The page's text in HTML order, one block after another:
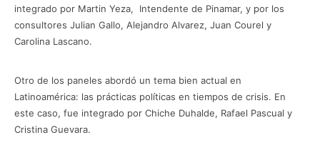
integrado por Martin Yeza, Intendente de Pinamar, y por los
consultores Julian Gallo, Alejandro Alvarez, Juan Courel y
Carolina Lascano.
Otro de los paneles abordó un tema bien actual en
Latinoamérica: las prácticas políticas en tiempos de crisis. En
este caso, fue integrado por Chiche Duhalde, Rafael Pascual y
Cristina Guevara.